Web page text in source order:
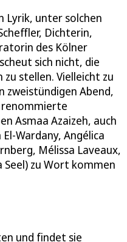
Lyrik, unter solchen
Dichterin,
des Kölner
sich nicht, die
stellen. Vielleicht zu
zweistündigen Abend,
Asmaa Azaizeh, auch
Wardany, Angélica
Mélissa Laveaux,
zu Wort kommen
und findet sie